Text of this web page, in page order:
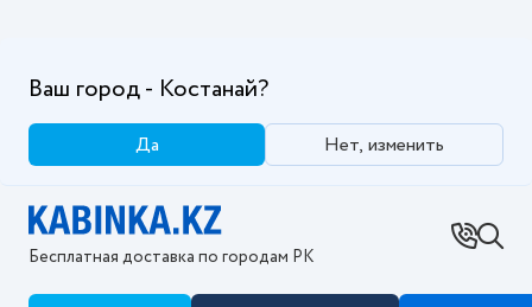
Ваш город - Костанай?
Да Нет, изменить
Бесплатная доставка по городам РК